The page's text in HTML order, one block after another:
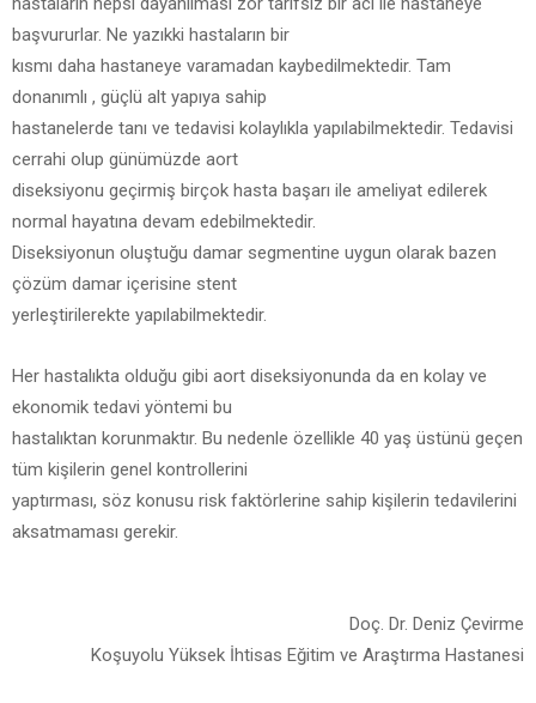
başvururlar. Ne yazıkki hastaların bir
kısmı daha hastaneye varamadan kaybedilmektedir. Tam
donanımlı , güçlü alt yapıya sahip
hastanelerde tanı ve tedavisi kolaylıkla yapılabilmektedir. Tedavisi
cerrahi olup günümüzde aort
diseksiyonu geçirmiş birçok hasta başarı ile ameliyat edilerek
normal hayatına devam edebilmektedir.
Diseksiyonun oluştuğu damar segmentine uygun olarak bazen
çözüm damar içerisine stent
yerleştirilerekte yapılabilmektedir.
Her hastalıkta olduğu gibi aort diseksiyonunda da en kolay ve
ekonomik tedavi yöntemi bu
hastalıktan korunmaktır. Bu nedenle özellikle 40 yaş üstünü geçen
tüm kişilerin genel kontrollerini
yaptırması, söz konusu risk faktörlerine sahip kişilerin tedavilerini
aksatmaması gerekir.
Doç. Dr. Deniz Çevirme
Koşuyolu Yüksek İhtisas Eğitim ve Araştırma Hastanesi